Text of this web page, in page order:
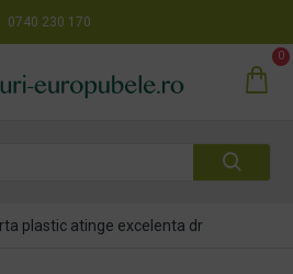
0740 230 170
0
plastic atinge excelenta dr